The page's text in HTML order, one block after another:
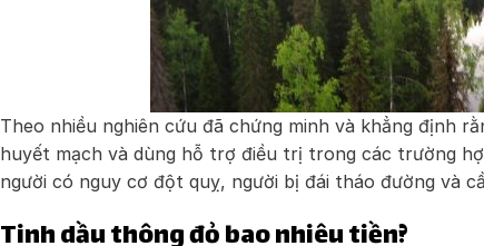
Theo nhiều nghiên cứu đã chứng minh và khẳng định
huyết mạch và dùng hỗ trợ điều trị trong các trường
người có nguy cơ đột quỵ, người bị đái tháo đường và
Tinh dầu thông đỏ bao nhiêu tiền?